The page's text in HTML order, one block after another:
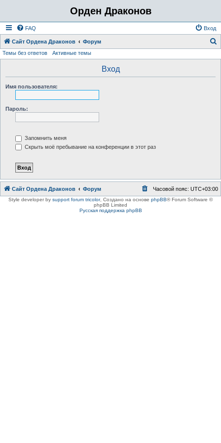
Орден Драконов
FAQ Вход
Сайт Ордена Драконов Форум
Темы без ответов Активные темы
Вход
Имя пользователя:
Пароль:
Запомнить меня
Скрыть моё пребывание на конференции в этот раз
Сайт Ордена Драконов Форум Часовой пояс: UTC+03:00
Style developer by support forum tricolor, Создано на основе phpBB® Forum Software ©
phpBB Limited
Русская поддержка phpBB